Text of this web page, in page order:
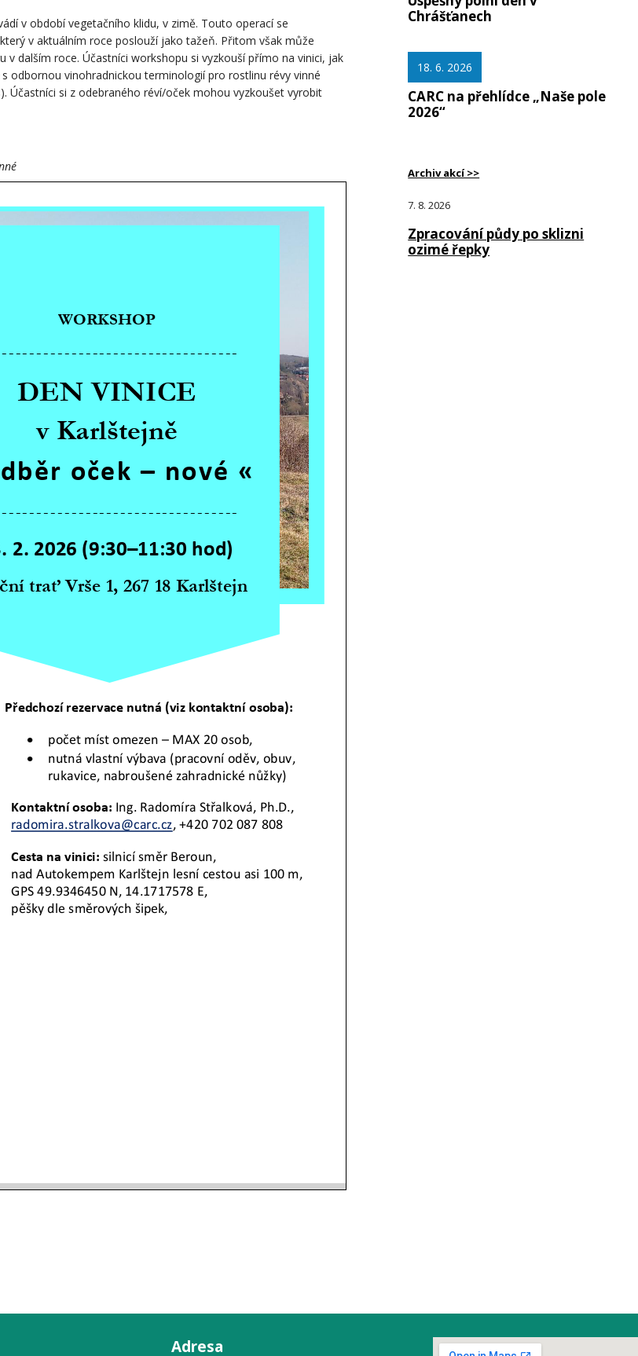
v období vegetačního klidu, v zimě. Touto operací se
v aktuálním roce poslouží jako tažeň. Přitom však může
v dalším roce. Účastníci workshopu si vyzkouší přímo na vinici, jak
odbornou vinohradnickou terminologií pro rostlinu révy vinné
Účastníci si z odebraného réví/oček mohou vyzkoušet vyrobit
Chrášťanech
18. 6. 2026
CARC na přehlídce „Naše pole
2026“
Archiv akcí >>
7. 8. 2026
Zpracování půdy po sklizni
ozimé řepky
Adresa